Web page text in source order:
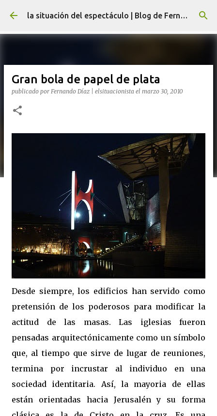
Ir al contenido principal la situación del espectáculo | Blog de Fernando Díaz
Gran bola de papel de plata
publicado por Fernando Díaz | elsituacionista el marzo 30, 2010
Desde siempre, los edificios han servido como
pretensión de los poderosos para modificar la
actitud de las masas. Las iglesias fueron
pensadas arquitectónicamente como un símbolo
que, al tiempo que sirve de lugar de reuniones,
termina por incrustar al individuo en una
sociedad identitaria. Así, la mayoria de ellas
están orientadas hacia Jerusalén y su forma